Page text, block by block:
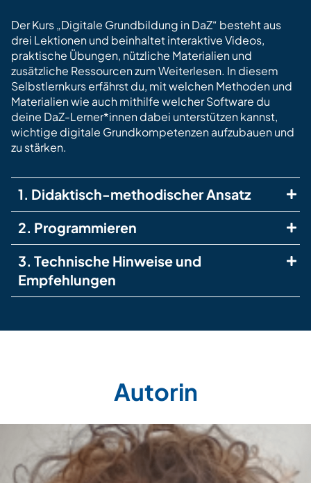
Der Kurs „Digitale Grundbildung in DaZ“ besteht aus
drei Lektionen und beinhaltet interaktive Videos,
praktische Übungen, nützliche Materialien und
zusätzliche Ressourcen zum Weiterlesen. In diesem
Selbstlernkurs erfährst du, mit welchen Methoden und
Materialien wie auch mithilfe welcher Software du
deine DaZ-Lerner*innen dabei unterstützen kannst,
wichtige digitale Grundkompetenzen aufzubauen und
zu stärken.
1. Didaktisch-methodischer Ansatz
2. Programmieren
3. Technische Hinweise und
Empfehlungen
Autorin